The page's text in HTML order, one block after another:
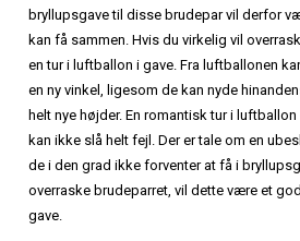
bryllupsgave til disse brudepar vil derfor
kan få sammen. Hvis du virkelig vil
en tur i luftballon i gave. Fra luftballonen
en ny vinkel, ligesom de kan nyde
helt nye højder. En romantisk tur i
kan ikke slå helt fejl. Der er tale om en
de i den grad ikke forventer at få i
overraske brudeparret, vil dette være et
gave.